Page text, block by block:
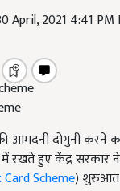
April, 2021 4:41 PM
दोगुनी करने का
में रखते हुए केंद्र सरकार ने
Scheme) शुरुआत